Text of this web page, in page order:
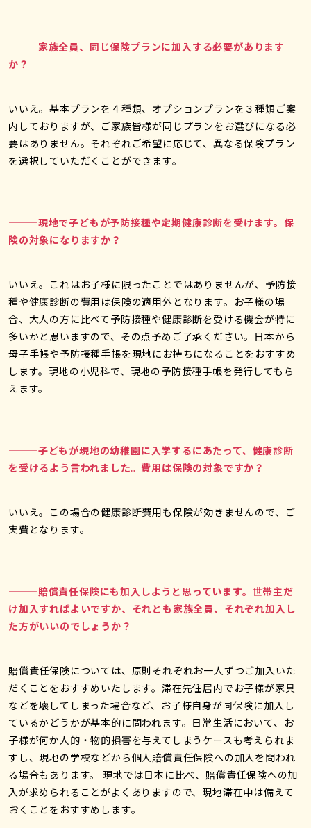
———家族全員、同じ保険プランに加入する必要があります
か？
いいえ。基本プランを４種類、オプションプランを３種類ご案
内しておりますが、ご家族皆様が同じプランをお選びになる必
要はありません。それぞれご希望に応じて、異なる保険プラン
を選択していただくことができます。
———現地で子どもが予防接種や定期健康診断を受けます。保
険の対象になりますか？
いいえ。これはお子様に限ったことではありませんが、予防接
種や健康診断の費用は保険の適用外となります。お子様の場
合、大人の方に比べて予防接種や健康診断を受ける機会が特に
多いかと思いますので、その点予めご了承ください。日本から
母子手帳や予防接種手帳を現地にお持ちになることをおすすめ
します。現地の小児科で、現地の予防接種手帳を発行してもら
えます。
———子どもが現地の幼稚園に入学するにあたって、健康診断
を受けるよう言われました。費用は保険の対象ですか？
いいえ。この場合の健康診断費用も保険が効きませんので、ご
実費となります。
———賠償責任保険にも加入しようと思っています。世帯主だ
け加入すればよいですか、それとも家族全員、それぞれ加入し
た方がいいのでしょうか？
賠償責任保険については、原則それぞれお一人ずつご加入いた
だくことをおすすめいたします。滞在先住居内でお子様が家具
などを壊してしまった場合など、お子様自身が同保険に加入し
ているかどうかが基本的に問われます。日常生活において、お
子様が何か人的・物的損害を与えてしまうケースも考えられま
すし、現地の学校などから個人賠償責任保険への加入を問われ
る場合もあります。 現地では日本に比べ、賠償責任保険への加
入が求められることがよくありますので、現地滞在中は備えて
おくことをおすすめします。